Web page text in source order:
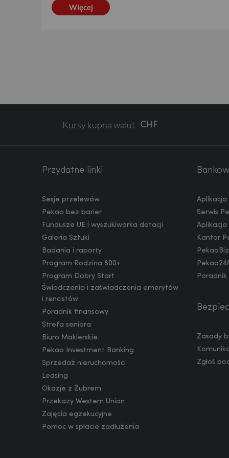
Więcej
Kursy kupna walut CHF
Przydatne linki
Sesje przelewów
Pekao bez barier
Fundusze UE i wyszukiwarka dotacji
Galeria Sztuki
Badania i raporty
Program Rodzina 800+
Program Dobry Start
Świadczenia i zaświadczenia emerytów
i rencistów
Poradnik finansowy
Strefa seniora
Biuro Maklerskie
Pekao Investment Banking
Sprzedaż nieruchomości
Leasing
Okazje z Żubrem
Przekazy Western Union
Zajęcia egzekucyjne
Pomoc w spłacie zadłużenia
Aplikacja
Serwis
Aplikacja
Kantor
Zasady
Zgłoś